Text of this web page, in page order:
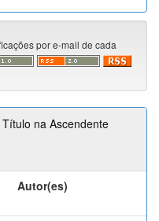
por e-mail de cada
na Ascendente
Autor(es)